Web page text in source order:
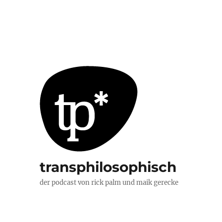
transphilosophisch
der podcast von rick palm und maik gerecke